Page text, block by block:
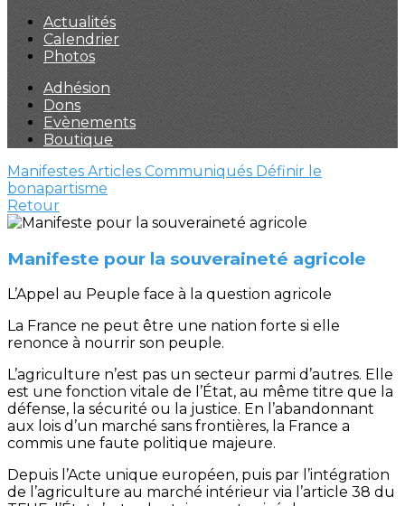
Actualités
Calendrier
Photos
Adhésion
Dons
Evènements
Boutique
Manifestes Articles Communiqués Définir le
bonapartisme
Retour
Manifeste pour la souveraineté agricole
L’Appel au Peuple face à la question agricole
La France ne peut être une nation forte si elle
renonce à nourrir son peuple.
L’agriculture n’est pas un secteur parmi d’autres. Elle
est une fonction vitale de l’État, au même titre que la
défense, la sécurité ou la justice. En l’abandonnant
aux lois d’un marché sans frontières, la France a
commis une faute politique majeure.
Depuis l’Acte unique européen, puis par l’intégration
de l’agriculture au marché intérieur via l’article 38 du